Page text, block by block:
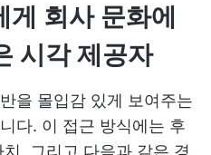
게 회사 문화에
시각 제공자
을 몰입감 있게 보여주는
다. 이 접근 방식에는 후
, 그리고 다음과 같은 경